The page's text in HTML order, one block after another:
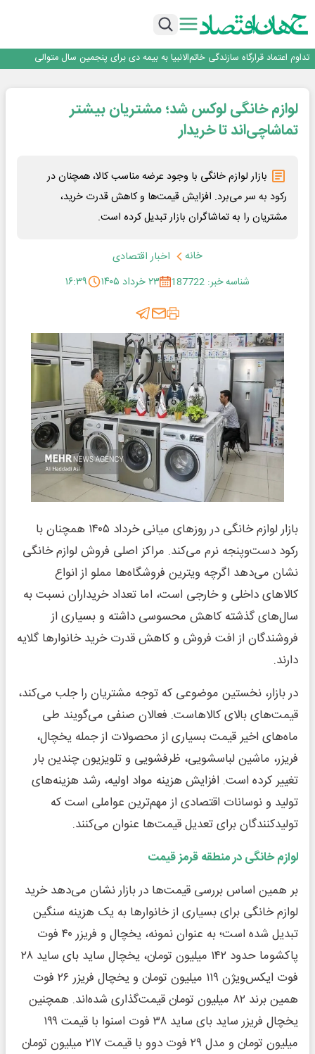
اعتماد، مهم‌ترین سرمایه بانک و رسانه است
عملیات تخصصی شهرداری منطقه یک برای صیانت از چنارهای میدان تجریش
هم‌افزایی تامین سرمایه تمدن و رسانه‌ها برای توسعه بازار سرمایه
اعتماد، مهم‌ترین سرمایه بانک و رسانه است
لوازم خانگی لوکس شد؛ مشتریان بیشتر
تماشاچی‌اند تا خریدار
بازار لوازم خانگی با وجود عرضه مناسب کالا، همچنان در
رکود به سر می‌برد. افزایش قیمت‌ها و کاهش قدرت خرید،
مشتریان را به تماشاگران بازار تبدیل کرده است.
خانه
اخبار اقتصادی
شناسه خبر: 187722
۲۳ خرداد ۱۴۰۵ ۱۶:۳۹
بازار لوازم خانگی در روزهای میانی خرداد ۱۴۰۵ همچنان با
رکود دست‌وپنجه نرم می‌کند. مراکز اصلی فروش لوازم خانگی
نشان می‌دهد اگرچه ویترین فروشگاه‌ها مملو از انواع
کالاهای داخلی و خارجی است، اما تعداد خریداران نسبت به
سال‌های گذشته کاهش محسوسی داشته و بسیاری از
فروشندگان از افت فروش و کاهش قدرت خرید خانوارها گلایه
دارند.
در بازار، نخستین موضوعی که توجه مشتریان را جلب می‌کند،
قیمت‌های بالای کالاهاست. فعالان صنفی می‌گویند طی
ماه‌های اخیر قیمت بسیاری از محصولات از جمله یخچال،
فریزر، ماشین لباسشویی، ظرفشویی و تلویزیون چندین بار
تغییر کرده است. افزایش هزینه مواد اولیه، رشد هزینه‌های
تولید و نوسانات اقتصادی از مهم‌ترین عواملی است که
تولیدکنندگان برای تعدیل قیمت‌ها عنوان می‌کنند.
لوازم خانگی در منطقه قرمز قیمت
بر همین اساس بررسی قیمت‌ها در بازار نشان می‌دهد خرید
لوازم خانگی برای بسیاری از خانوارها به یک هزینه سنگین
تبدیل شده است؛ به عنوان نمونه، یخچال و فریزر ۴۰ فوت
پاکشوما حدود ۱۴۲ میلیون تومان، یخچال ساید بای ساید ۲۸
فوت ایکس‌ویژن ۱۱۹ میلیون تومان و یخچال فریزر ۲۶ فوت
همین برند ۸۲ میلیون تومان قیمت‌گذاری شده‌اند. همچنین
یخچال فریزر ساید بای ساید ۳۸ فوت اسنوا با قیمت ۱۹۹
میلیون تومان و مدل ۲۹ فوت دوو با قیمت ۲۱۷ میلیون تومان